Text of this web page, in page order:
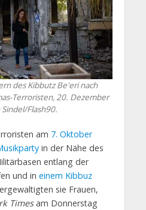
des Kibbutz Be'eri nach
Terroristen, 20. Dezember
Flash90.
am 7. Oktober
in der Nähe des
entlang der
und in einem Kibbuz
sie Frauen,
Timesam Donnerstag